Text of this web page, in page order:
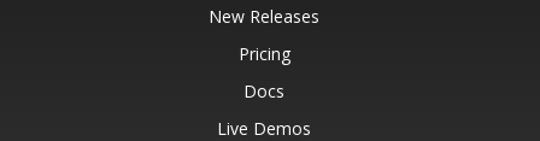
New Releases
Pricing
Docs
Live Demos